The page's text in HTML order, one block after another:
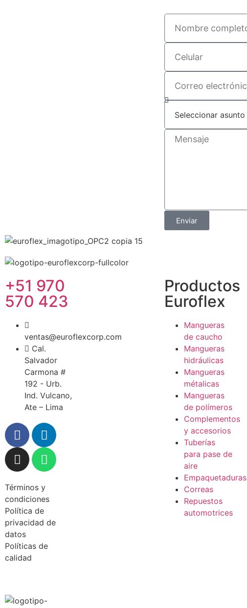
Enviar
+51 970
570 423
ventas@euroflexcorp.com
Cal.
Salvador
Carmona #
192 - Urb.
Ind. Vulcano,
Ate – Lima
Términos y
condiciones
Política de
privacidad de
datos
Políticas de
calidad
Productos
Euroflex
Mangueras
de caucho
Mangueras
hidráulicas
Mangueras
métalicas
Mangueras
de polímeros
Complementos
y accesorios
Tuberías
para pase de
aire
Empaquetaduras
Correas
Repuestos
automotrices